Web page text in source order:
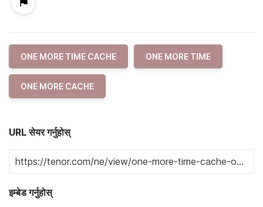
ONE MORE TIME CACHE ONE MORE TIME
ONE MORE CACHE
URL सेयर गर्नुहोस्
इम्बेड गर्नुहोस्